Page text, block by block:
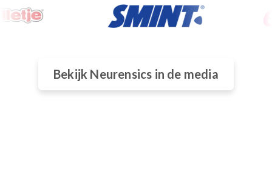
Bekijk Neurensics in de media